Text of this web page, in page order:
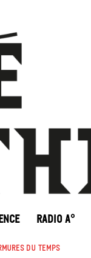
RADIO A°
du temps